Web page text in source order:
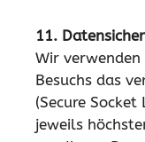
11.
Wir
Besuchs das
(Secure
jeweils